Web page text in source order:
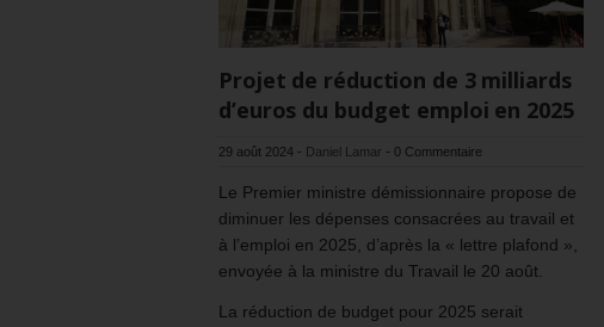
Projet de réduction de 3 milliards
d’euros du budget emploi en 2025
29 août 2024 - Daniel Lamar - 0 Commentaire
Le Premier ministre démissionnaire propose de
diminuer les dépenses consacrées au travail et
à l’emploi en 2025, d’après la « lettre plafond »,
envoyée à la ministre du Travail le 20 août.
La réduction de budget pour 2025 serait